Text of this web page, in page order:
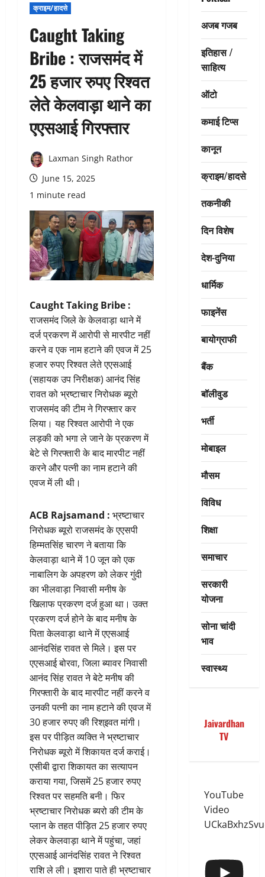
क्राइम/हादसे
Caught Taking
Bribe : राजसमंद में
25 हजार रुपए रिश्वत
लेते केलवाड़ा थाने का
एएसआई गिरफ्तार
Laxman Singh Rathor
June 15, 2025
1 minute read
Caught Taking Bribe :
राजसमंद जिले के केलवाड़ा थाने में
दर्ज प्रकरण में आरोपी से मारपीट नहीं
करने व एक नाम हटाने की एवज में 25
हजार रुपए रिश्वत लेते एएसआई
(सहायक उप निरीक्षक) आनंद सिंह
रावत को भ्रष्टाचार निरोधक ब्यूरो
राजसमंद की टीम ने गिरफ्तार कर
लिया। यह रिश्वत आरोपी ने एक
लड़की को भगा ले जाने के प्रकरण में
बेटे से गिरफ्तारी के बाद मारपीट नहीं
करने और पत्नी का नाम हटाने की
एवज में ली थी।
ACB Rajsamand : भ्रष्टाचार
निरोधक ब्यूरो राजसमंद के एएसपी
हिम्मतसिंह चारण ने बताया कि
केलवाड़ा थाने में 10 जून को एक
नाबालिग के अपहरण को लेकर गुंदी
का भीलवाड़ा निवासी मनीष के
खिलाफ प्रकरण दर्ज हुआ था। उक्त
प्रकरण दर्ज होने के बाद मनीष के
पिता केलवाड़ा थाने में एएसआई
आनंदसिंह रावत से मिले। इस पर
एएसआई बोरवा, जिला ब्यावर निवासी
आनंद सिंह रावत ने बेटे मनीष की
गिरफ्तारी के बाद मारपीट नहीं करने व
उनकी पत्नी का नाम हटाने की एवज में
30 हजार रुपए की रिश्इवत मांगी।
इस पर पीड़ित व्यक्ति ने भ्रष्टाचार
निरोधक ब्यूरो में शिकायत दर्ज कराई।
एसीबी द्वारा शिकायत का सत्यापन
कराया गया, जिसमें 25 हजार रुपए
रिश्वत पर सहमति बनी। फिर
भ्रष्टाचार निरोधक ब्यरो की टीम के
प्लान के तहत पीड़ित 25 हजार रुपए
लेकर केलवाड़ा थाने में पहुंचा, जहां
एएसआई आनंदसिंह रावत ने रिश्वत
राशि ले ली। इशारा पाते ही भ्रष्टाचार
अजब गजब
इतिहास /
साहित्य
ऑटो
कमाई टिप्स
कानून
क्राइम/हादसे
तकनीकी
दिन विशेष
देश-दुनिया
धार्मिक
फाइनेंस
बायोग्राफी
बैंक
बॉलीवुड
भर्ती
मोबाइल
मौसम
विविध
शिक्षा
समाचार
सरकारी
योजना
सोना चांदी
भाव
स्वास्थ्य
Jaivardhan
TV
YouTube
Video